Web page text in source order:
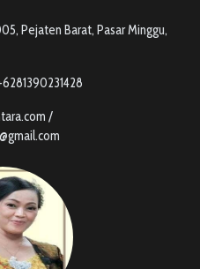
Pejaten Barat, Pasar Minggu,
/